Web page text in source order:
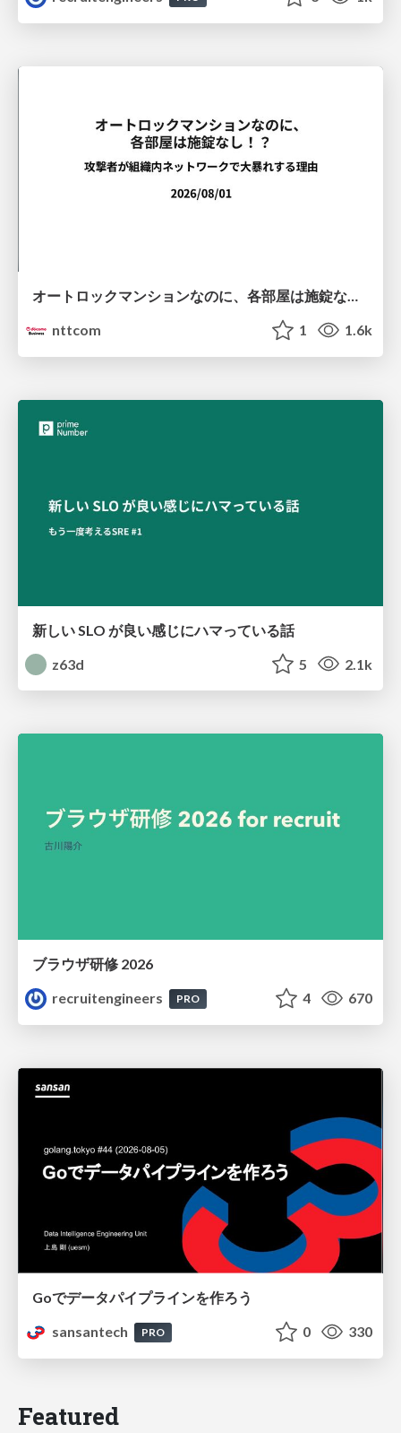
オートロックマンションなのに、各部屋は施錠なし！？ 攻撃者が組織内ネットワークで大暴れする理由 / The Front Door Is Locked, but the Rooms Are Wide Open: Why Attackers Move Freely Inside Enterprise Networks
nttcom
1 1.6k
新しい SLO が良い感じにハマっている話
z63d
5 2.1k
ブラウザ研修 2026
recruitengineers
PRO 4 670
Goでデータパイプラインを作ろう
sansantech
PRO 0 330
Featured